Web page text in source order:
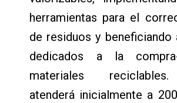
herramientas para el
de residuos y beneficiando
dedicados a la
materiales
atenderá inicialmente a